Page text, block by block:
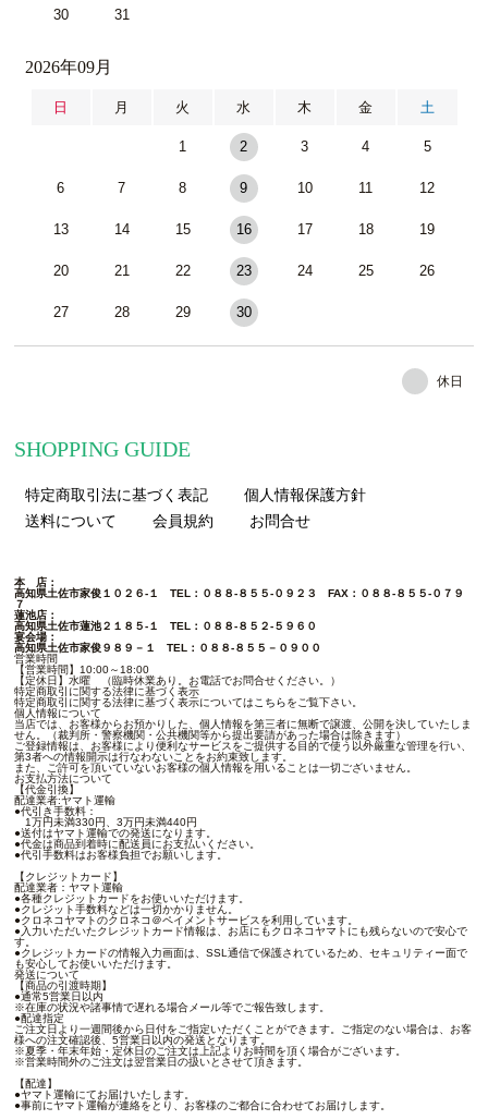
30 31
2026年09月
日 月 火 水 木 金 土
1 2 3 4 5
6 7 8 9 10 11 12
13 14 15 16 17 18 19
20 21 22 23 24 25 26
27 28 29 30
休日
SHOPPING GUIDE
特定商取引法に基づく表記
個人情報保護方針
送料について
会員規約 お問合せ
本 店：
高知県土佐市家俊１０２６-１TEL：０８８-８５５-０９２３FAX：０８８-８５５-０７９
７
蓮池店：
高知県土佐市蓮池２１８５-１TEL：０８８-８５２-５９６０
宴会場：
高知県土佐市家俊９８９－１TEL：０８８-８５５－０９００
営業時間
【営業時間】10:00～18:00
【定休日】水曜 （臨時休業あり。お電話でお問合せください。）
特定商取引に関する法律に基づく表示
特定商取引に関する法律に基づく表示については こちらをご覧下さい。
個人情報について
当店では、お客様からお預かりした、個人情報を第三者に無断で譲渡、公開を決していたしま
せん。（裁判所・警察機関・公共機関等から提出要請があった場合は除きます）
ご登録情報は、お客様により便利なサービスをご提供する目的で使う以外厳重な管理を行い、
第3者への情報開示は行なわないことをお約束致します。
また、ご許可を頂いていないお客様の個人情報を用いることは一切ございません。
お支払方法について
【代金引換】
配達業者:ヤマト運輸
●代引き手数料：
1万円未満330円、3万円未満440円
●送付はヤマト運輸での発送になります。
●代金は商品到着時に配送員にお支払いください。
●代引手数料はお客様負担でお願いします。
【クレジットカード】
配達業者：ヤマト運輸
●各種クレジットカードをお使いいただけます。
●クレジット手数料などは一切かかりません。
●クロネコヤマトのクロネコ＠ペイメントサービスを利用しています。
●入力いただいたクレジットカード情報は、お店にもクロネコヤマトにも残らないので安心で
す。
●クレジットカードの情報入力画面は、SSL通信で保護されているため、セキュリティー面で
も安心してお使いいただけます。
発送について
【商品の引渡時期】
●通常5営業日以内
※在庫の状況や諸事情で遅れる場合メール等でご報告致します。
●配達指定
ご注文日より一週間後から日付をご指定いただくことができます。ご指定のない場合は、お客
様への注文確認後、5営業日以内の発送となります。
※夏季・年末年始・定休日のご注文は上記よりお時間を頂く場合がございます。
※営業時間外のご注文は翌営業日の扱いとさせて頂きます。
【配達】
●ヤマト運輸にてお届けいたします。
●事前にヤマト運輸が連絡をとり、お客様のご都合に合わせてお届けします。